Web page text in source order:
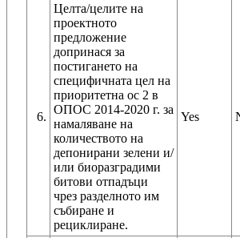
6.
Целта/целите на
проектното
предложение
допринася за
постигането на
специфичната цел на
приоритетна ос 2 в
ОПОС 2014-2020 г. за
намаляване на
количеството на
депонирани зелени и/
или биоразградими
битови отпадъци
чрез разделното им
събиране и
рециклиране.
Yes